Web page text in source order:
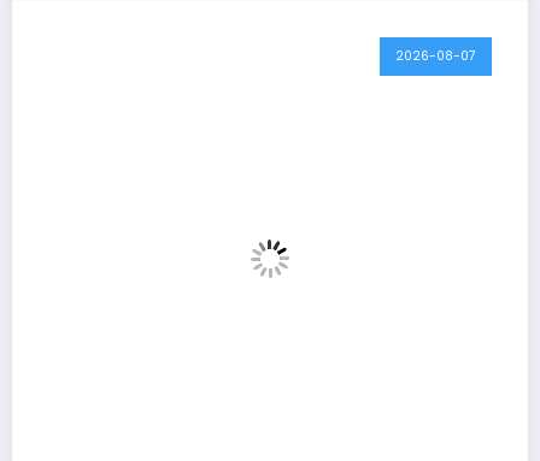
2026-08-07